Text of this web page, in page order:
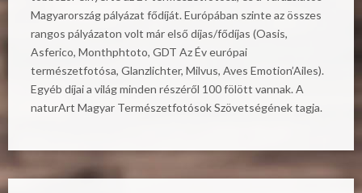
Magyarország pályázat fődíját. Európában szinte az összes
rangos pályázaton volt már első díjas/fődíjas (Oasis,
Asferico, Monthphtoto, GDT Az Év európai
természetfotósa, Glanzlichter, Milvus, Aves Emotion’Ailes).
Egyéb díjai a világ minden részéről 100 fölött vannak. A
naturArt Magyar Természetfotósok Szövetségének tagja.